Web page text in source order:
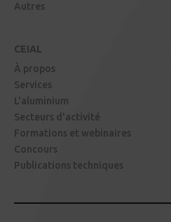
Autres
CEIAL
À propos
Services
L'aluminium
Secteurs d'activité
Formations et webinaires
Concours
Publications techniques